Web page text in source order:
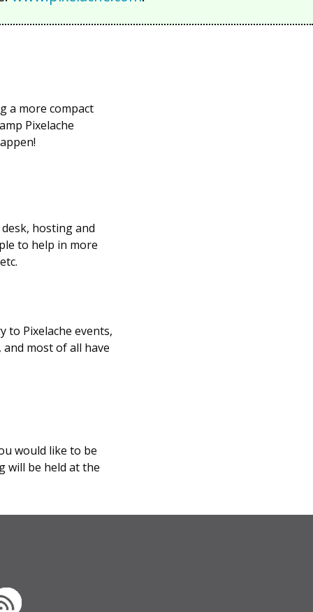
a more compact
Pixelache
hosting and
to help in more
to Pixelache events,
most of all have
would like to be
will be held at the